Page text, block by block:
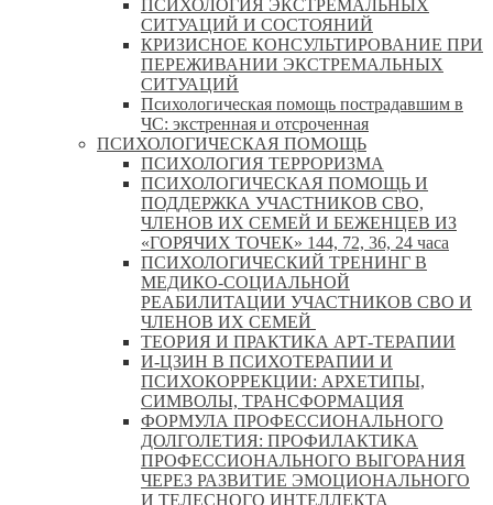
ПСИХОЛОГИЯ ЭКСТРЕМАЛЬНЫХ
СИТУАЦИЙ И СОСТОЯНИЙ
КРИЗИСНОЕ КОНСУЛЬТИРОВАНИЕ ПРИ
ПЕРЕЖИВАНИИ ЭКСТРЕМАЛЬНЫХ
СИТУАЦИЙ
Психологическая помощь пострадавшим в
ЧС: экстренная и отсроченная
ПСИХОЛОГИЧЕСКАЯ ПОМОЩЬ
ПСИХОЛОГИЯ ТЕРРОРИЗМА
ПСИХОЛОГИЧЕСКАЯ ПОМОЩЬ И
ПОДДЕРЖКА УЧАСТНИКОВ СВО,
ЧЛЕНОВ ИХ СЕМЕЙ И БЕЖЕНЦЕВ ИЗ
«ГОРЯЧИХ ТОЧЕК» 144, 72, 36, 24 часа
ПСИХОЛОГИЧЕСКИЙ ТРЕНИНГ В
МЕДИКО-СОЦИАЛЬНОЙ
РЕАБИЛИТАЦИИ УЧАСТНИКОВ СВО И
ЧЛЕНОВ ИХ СЕМЕЙ
ТЕОРИЯ И ПРАКТИКА АРТ-ТЕРАПИИ
И-ЦЗИН В ПСИХОТЕРАПИИ И
ПСИХОКОРРЕКЦИИ: АРХЕТИПЫ,
СИМВОЛЫ, ТРАНСФОРМАЦИЯ
ФОРМУЛА ПРОФЕССИОНАЛЬНОГО
ДОЛГОЛЕТИЯ: ПРОФИЛАКТИКА
ПРОФЕССИОНАЛЬНОГО ВЫГОРАНИЯ
ЧЕРЕЗ РАЗВИТИЕ ЭМОЦИОНАЛЬНОГО
И ТЕЛЕСНОГО ИНТЕЛЛЕКТА